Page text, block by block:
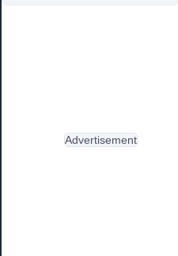
Advertisement